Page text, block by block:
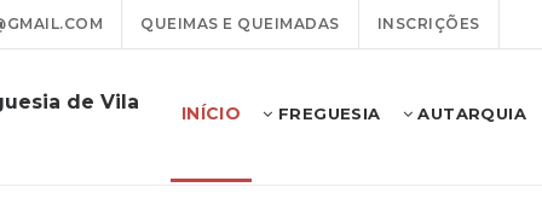
QUEIMAS E QUEIMADAS INSCRIÇÕES
de Vila
INÍCIO FREGUESIA AUTARQUIA